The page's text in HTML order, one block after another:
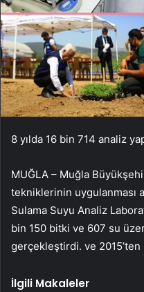
8 yılda 16 bin 714 analiz
MUĞLA – Muğla
tekniklerinin uygulanması
Sulama Suyu Analiz
bin 150 bitki ve 607 su
gerçekleştirdi. ve
İlgili Makaleler